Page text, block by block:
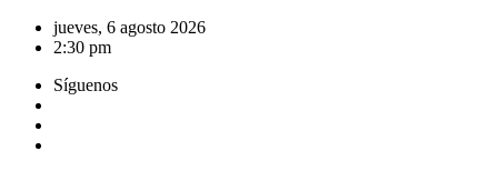
Saltar
jueves, 6 agosto 2026
2:30 pm
Síguenos